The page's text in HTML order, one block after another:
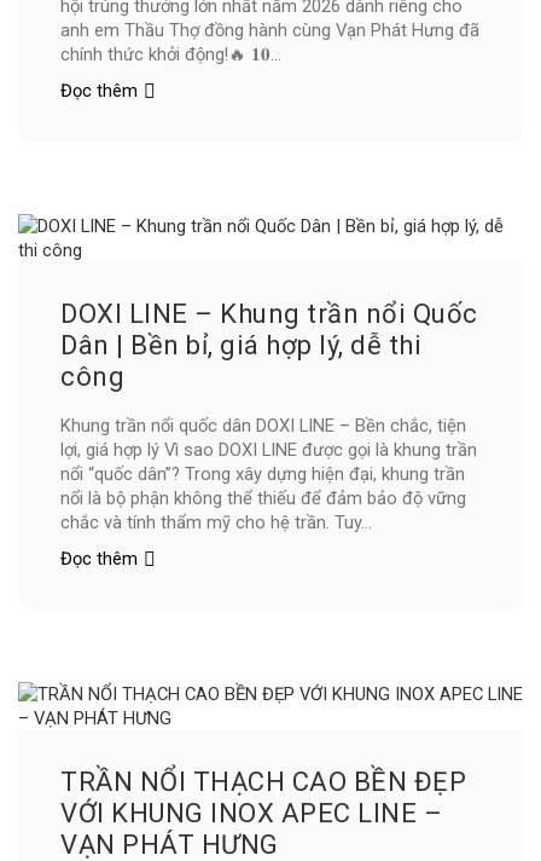
hội trúng thưởng lớn nhất năm 2026 dành riêng cho
anh em Thầu Thợ đồng hành cùng Vạn Phát Hưng đã
chính thức khởi động!🔥 𝟏𝟎...
Đọc thêm CTKM
thức
tại
Vạn
Phát
DOXI LINE – Khung trần nổi Quốc
Dân | Bền bỉ, giá hợp lý, dễ thi
công
Khung trần nổi quốc dân DOXI LINE – Bền chắc, tiện
lợi, giá hợp lý Vì sao DOXI LINE được gọi là khung trần
nổi “quốc dân”? Trong xây dựng hiện đại, khung trần
nổi là bộ phận không thể thiếu để đảm bảo độ vững
chắc và tính thẩm mỹ cho hệ trần. Tuy...
Đọc thêm DOXI
Quốc
Dân
Bền
bỉ,
giá
hợp
TRẦN NỔI THẠCH CAO BỀN ĐẸP
VỚI KHUNG INOX APEC LINE –
VẠN PHÁT HƯNG